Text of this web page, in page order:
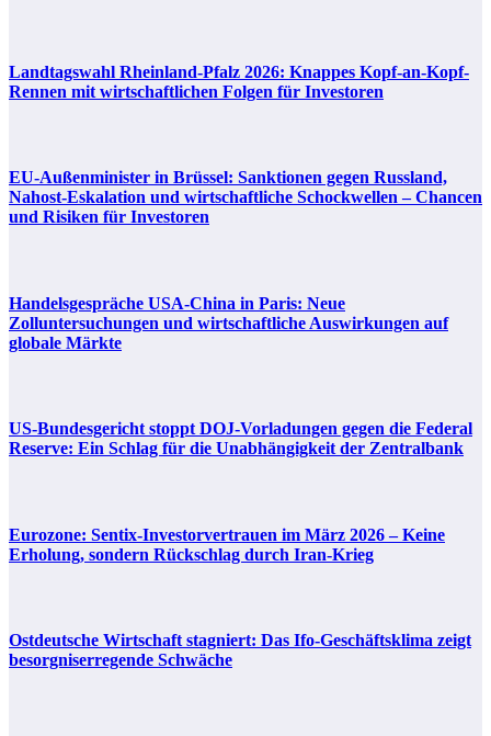
Landtagswahl Rheinland-Pfalz 2026: Knappes Kopf-an-Kopf-
Rennen mit wirtschaftlichen Folgen für Investoren
EU-Außenminister in Brüssel: Sanktionen gegen Russland,
Nahost-Eskalation und wirtschaftliche Schockwellen – Chancen
und Risiken für Investoren
Handelsgespräche USA-China in Paris: Neue
Zolluntersuchungen und wirtschaftliche Auswirkungen auf
globale Märkte
US-Bundesgericht stoppt DOJ-Vorladungen gegen die Federal
Reserve: Ein Schlag für die Unabhängigkeit der Zentralbank
Eurozone: Sentix-Investorvertrauen im März 2026 – Keine
Erholung, sondern Rückschlag durch Iran-Krieg
Ostdeutsche Wirtschaft stagniert: Das Ifo-Geschäftsklima zeigt
besorgniserregende Schwäche